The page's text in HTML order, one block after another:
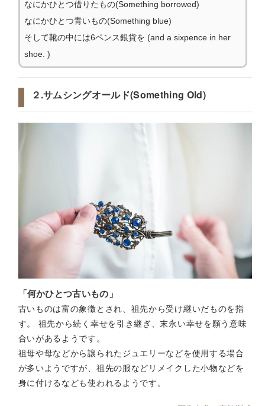
なにかひとつ借りたもの(Something borrowed)
なにかひとつ青いもの(Something blue)
そして靴の中には6ペンス銀貨を (and a sixpence in her
shoe. )
２.サムシングオールド(Something Old)
「何かひとつ古いもの」
古いものは富の象徴とされ、祖先から受け継いだものを指
す。 祖先から続く幸せを引き継ぎ、末永い幸せを願う意味
合いがあるようです。
祖母や母などから譲られたジュエリーなどを使用する場合
が多いようですが、祖先の服などリメイクした小物などを
身に付けるなども使われるようです。